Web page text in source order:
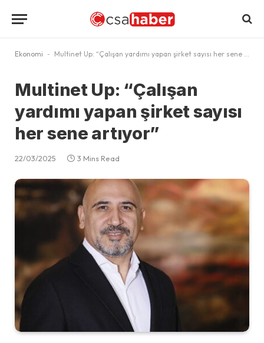
Ekonomi - Multinet Up: “Çalışan yardımı yapan şirket sayısı her sene artıyor”
Multinet Up: “Çalışan
yardımı yapan şirket sayısı
her sene artıyor”
22/03/2025 3 Mins Read